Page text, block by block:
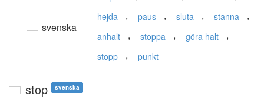
svenska
hejda , paus , sluta , stanna ,
anhalt , stoppa , göra halt ,
stopp , punkt
stop svenska